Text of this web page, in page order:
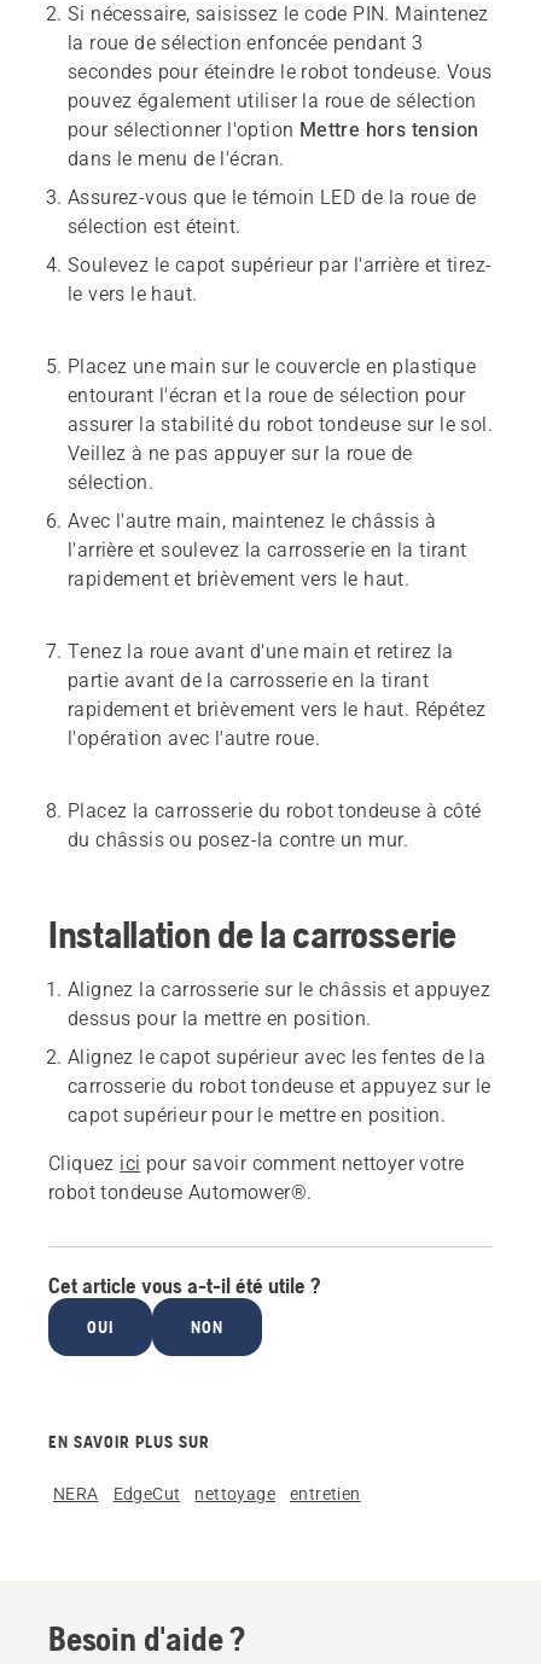
Si nécessaire, saisissez le code PIN. Maintenez
la roue de sélection enfoncée pendant 3
secondes pour éteindre le robot tondeuse. Vous
pouvez également utiliser la roue de sélection
pour sélectionner l'option Mettre hors tension
dans le menu de l'écran.
Assurez-vous que le témoin LED de la roue de
sélection est éteint.
Soulevez le capot supérieur par l'arrière et tirez-
le vers le haut.
Placez une main sur le couvercle en plastique
entourant l'écran et la roue de sélection pour
assurer la stabilité du robot tondeuse sur le sol.
Veillez à ne pas appuyer sur la roue de
sélection.
Avec l'autre main, maintenez le châssis à
l'arrière et soulevez la carrosserie en la tirant
rapidement et brièvement vers le haut.
Tenez la roue avant d'une main et retirez la
partie avant de la carrosserie en la tirant
rapidement et brièvement vers le haut. Répétez
l'opération avec l'autre roue.
Placez la carrosserie du robot tondeuse à côté
du châssis ou posez-la contre un mur.
Installation de la carrosserie
Alignez la carrosserie sur le châssis et appuyez
dessus pour la mettre en position.
Alignez le capot supérieur avec les fentes de la
carrosserie du robot tondeuse et appuyez sur le
capot supérieur pour le mettre en position.
Cliquez ici pour savoir comment nettoyer votre
robot tondeuse Automower®.
Cet article vous a-t-il été utile ?
OUI NON
EN SAVOIR PLUS SUR
NERA EdgeCut nettoyage entretien
Besoin d'aide ?